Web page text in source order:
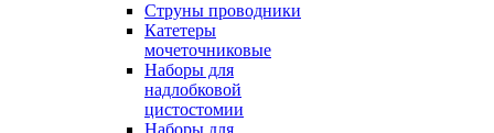
Струны проводники
Катетеры
мочеточниковые
Наборы для
надлобковой
цистостомии
Наборы для